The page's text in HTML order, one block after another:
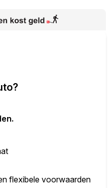
flexibele voorwaarden